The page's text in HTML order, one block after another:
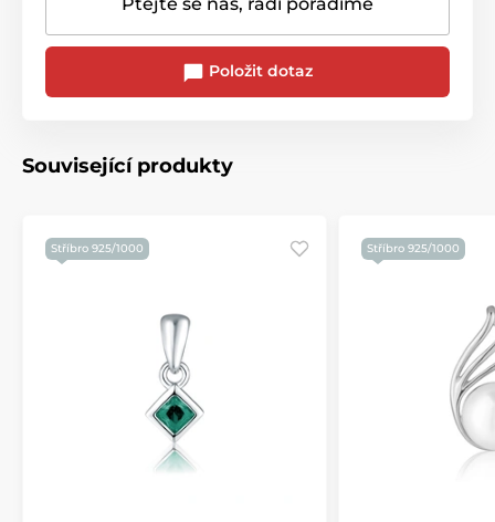
Ptejte se nás, rádi poradíme
Položit dotaz
Související produkty
Stříbro 925/1000 Stříbro 925/1000